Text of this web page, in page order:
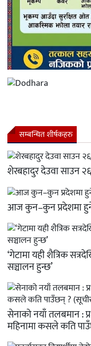
सम्बन्धित शीर्षकहरु
शेरबहादुर देउवा साउन
आज कुन–कुन प्रदेशमा
‘गेटामा यही शैत्रिक
सञ्चालन हुन्छ’
सेनाको नयाँ तलबमान :
महिनामा कसले कति